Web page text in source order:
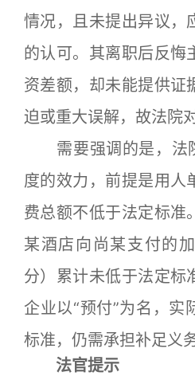
情况，且未提出异议，
的认可。其离职后反悔
资差额，却未能提供证
迫或重大误解，故法院
需要强调的是，法
度的效力，前提是用人
费总额不低于法定标准
某酒店向尚某支付的
分）累计未低于法定标
企业以“预付”为名，实
标准，仍需承担补足义务
法官提示